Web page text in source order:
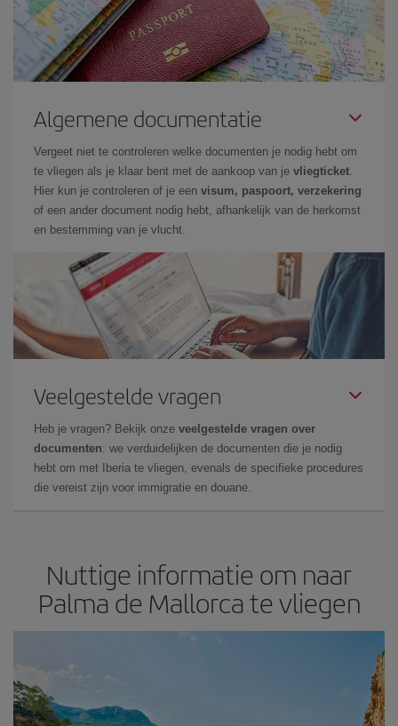
Algemene documentatie
Vergeet niet te controleren welke documenten je nodig hebt om
te vliegen als je klaar bent met de aankoop van je vliegticket.
Hier kun je controleren of je een visum, paspoort, verzekering
of een ander document nodig hebt, afhankelijk van de herkomst
en bestemming van je vlucht.
Veelgestelde vragen
Heb je vragen? Bekijk onze veelgestelde vragen over
documenten: we verduidelijken de documenten die je nodig
hebt om met Iberia te vliegen, evenals de specifieke procedures
die vereist zijn voor immigratie en douane.
Nuttige informatie om naar
Palma de Mallorca te vliegen